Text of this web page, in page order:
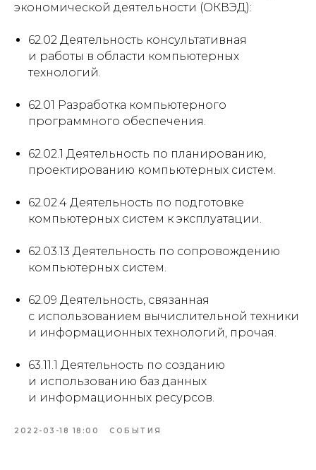
экономической деятельности (ОКВЭД):
62.02 Деятельность консультативная
и работы в области компьютерных
технологий.
62.01 Разработка компьютерного
программного обеспечения.
62.02.1 Деятельность по планированию,
проектированию компьютерных систем.
62.02.4 Деятельность по подготовке
компьютерных систем к эксплуатации.
62.03.13 Деятельность по сопровождению
компьютерных систем.
62.09 Деятельность, связанная
с использованием вычислительной техники
и информационных технологий, прочая.
63.11.1 Деятельность по созданию
и использованию баз данных
и информационных ресурсов.
2022-03-18 18:00 СОБЫТИЯ